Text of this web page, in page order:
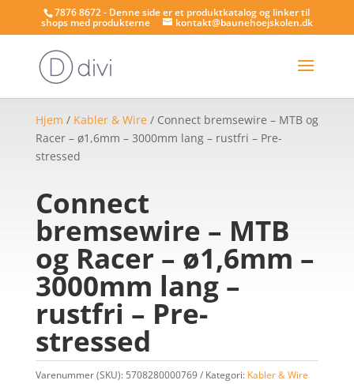
7876 8672 - Denne side er et produktkatalog og linker til
shops med produkterne kontakt@baunehoejskolen.dk
Hjem / Kabler & Wire / Connect bremsewire – MTB og
Racer – ø1,6mm – 3000mm lang – rustfri – Pre-
stressed
Connect
bremsewire – MTB
og Racer – ø1,6mm –
3000mm lang –
rustfri – Pre-
stressed
Varenummer (SKU): 5708280000769 Kategori: Kabler & Wire